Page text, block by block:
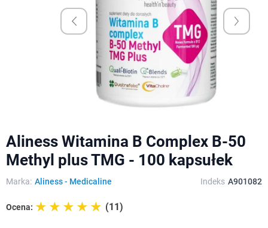
Aliness Witamina B Complex B-50
Methyl plus TMG - 100 kapsułek
Marka: Aliness - Medicaline Indeks A901082
Ocena: ☆☆☆☆☆
★★★★★ (11)